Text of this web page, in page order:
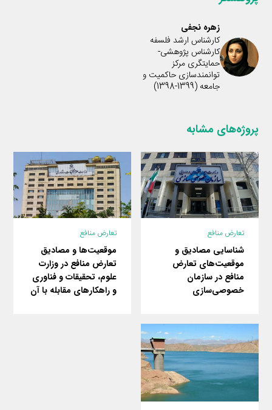
زهره نجفی
کارشناس ارشد فلسفه
کارشناس پژوهشی-
حمایتگری مرکز
توانمندسازی حاکمیت و
جامعه (1399-1398)
پروژه‌های مشابه
تعارض منافع
شناسایی مصادیق و
موقعیت‌های تعارض
منافع در سازمان
خصوصی‌سازی
تعارض منافع
موقعیت‌ها و مصادیق
تعارض منافع در وزارت
علوم، تحقیقات و فناوری
و راهکارهای مقابله با آن